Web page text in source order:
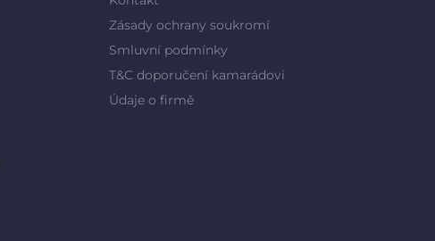
Zásady ochrany soukromí
Smluvní podmínky
T&C doporučení kamarádovi
Údaje o firmě